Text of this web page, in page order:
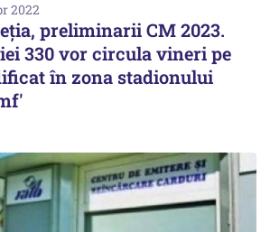
2022
preliminarii CM 2023.
330 vor circula vineri pe
în zona stadionului